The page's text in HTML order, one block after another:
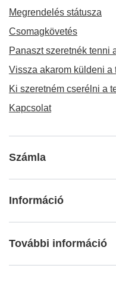
Megrendelés státusza
Csomagkövetés
Panaszt szeretnék tenni
Vissza akarom küldeni a
Ki szeretném cserélni a
Kapcsolat
Számla
Információ
További információ